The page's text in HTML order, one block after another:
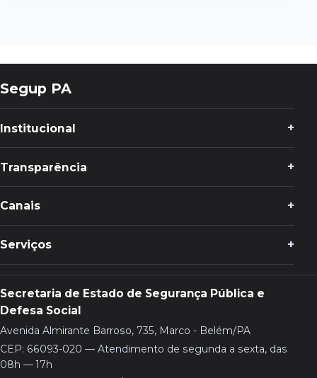
Segup PA
Institucional
Transparência
Canais
Serviços
Secretaria de Estado de Segurança Pública e
Defesa Social
Avenida Almirante Barroso, 735, Marco - Belém/PA
CEP: 66093-020 — Atendimento de segunda a sexta, das
08h — 17h